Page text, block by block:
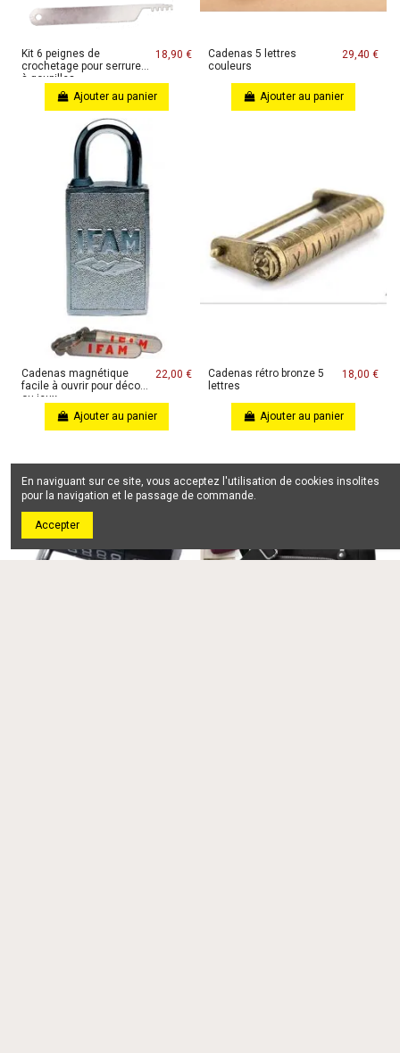
Kit 6 peignes de
crochetage pour serrures
à goupilles
18,90 €
Ajouter au panier
Cadenas 5 lettres
couleurs
29,40 €
Ajouter au panier
Cadenas magnétique
facile à ouvrir pour décor
ou jeux
22,00 €
Ajouter au panier
Cadenas rétro bronze 5
lettres
18,00 €
Ajouter au panier
En naviguant sur ce site, vous acceptez l'utilisation de cookies insolites
pour la navigation et le passage de commande.
Accepter